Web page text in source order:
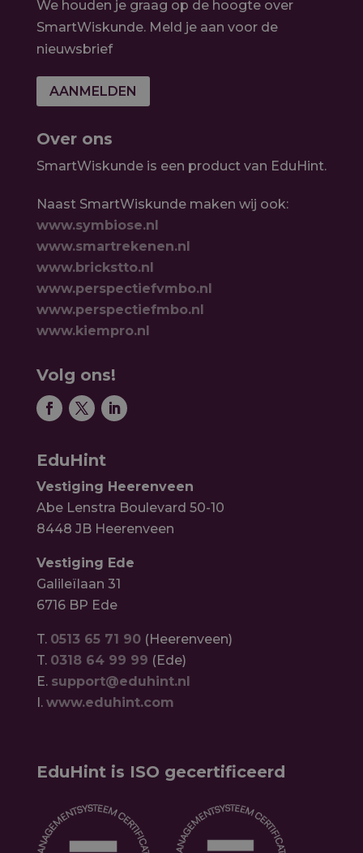
We houden je graag op de hoogte over
SmartWiskunde. Meld je aan voor de
nieuwsbrief
AANMELDEN
Over ons
SmartWiskunde is een product van EduHint.
Naast SmartWiskunde maken wij ook:
www.symbiose.nl
www.smartrekenen.nl
www.brickstto.nl
www.perspectiefvmbo.nl
www.perspectiefmbo.nl
www.kiempro.nl
Volg ons!
EduHint
Vestiging Heerenveen
Abe Lenstra Boulevard 50-10
8448 JB Heerenveen
Vestiging Ede
Galileïlaan 31
6716 BP Ede
T. 0513 65 71 90(Heerenveen)
T. 0318 64 99 99 (Ede)
E. support@eduhint.nl
I. www.eduhint.com
EduHint is ISO gecertificeerd